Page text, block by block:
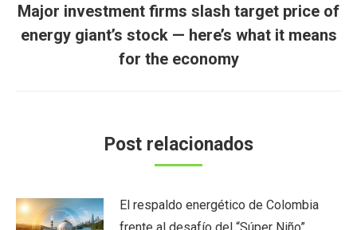
Publicación
siguiente:
Major investment firms slash target price of
energy giant’s stock — here’s what it means
for the economy
Post relacionados
El respaldo energético de Colombia